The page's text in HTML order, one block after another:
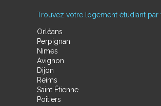
Trouvez votre logement étudiant par
Orléans
Perpignan
Nimes
Avignon
Dijon
Reims
Saint Étienne
Poitiers